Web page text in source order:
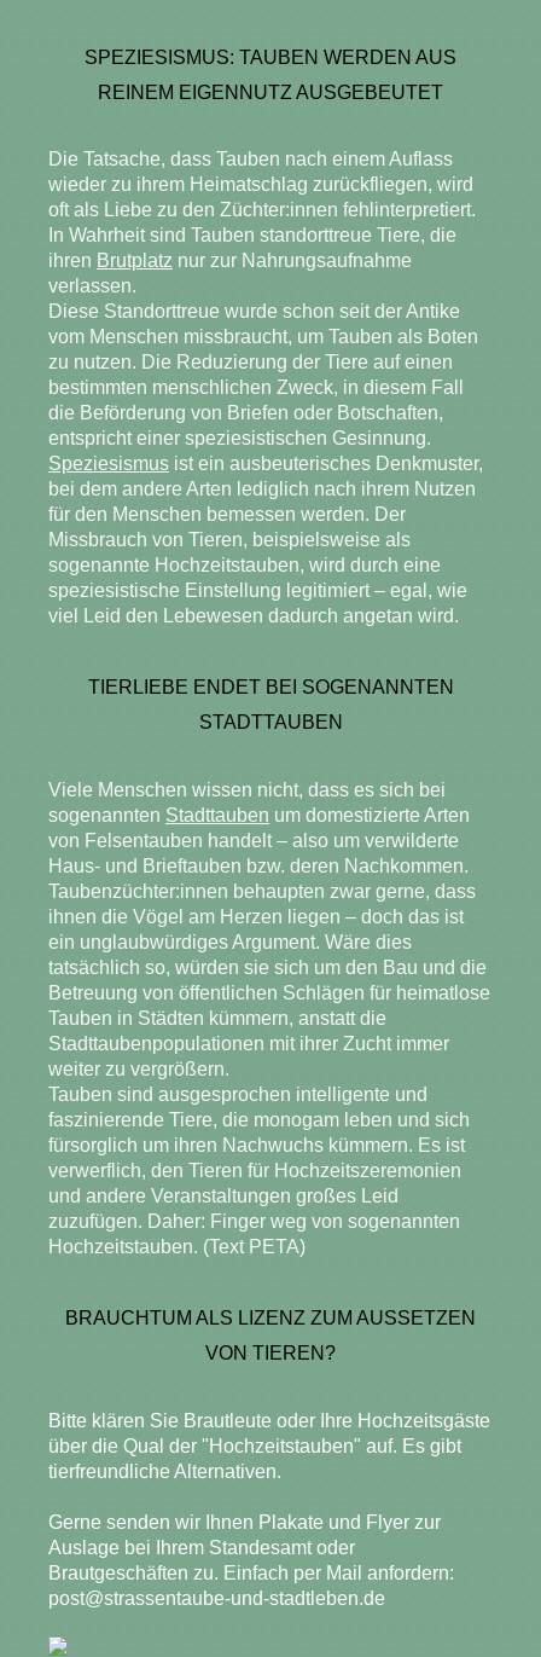
SPEZIESISMUS: TAUBEN WERDEN AUS
REINEM EIGENNUTZ AUSGEBEUTET
Die Tatsache, dass Tauben nach einem Auflass
wieder zu ihrem Heimatschlag zurückfliegen, wird
oft als Liebe zu den Züchter:innen fehlinterpretiert.
In Wahrheit sind Tauben standorttreue Tiere, die
ihren Brutplatz nur zur Nahrungsaufnahme
verlassen.
Diese Standorttreue wurde schon seit der Antike
vom Menschen missbraucht, um Tauben als Boten
zu nutzen. Die Reduzierung der Tiere auf einen
bestimmten menschlichen Zweck, in diesem Fall
die Beförderung von Briefen oder Botschaften,
entspricht einer speziesistischen Gesinnung.
Speziesismus ist ein ausbeuterisches Denkmuster,
bei dem andere Arten lediglich nach ihrem Nutzen
für den Menschen bemessen werden. Der
Missbrauch von Tieren, beispielsweise als
sogenannte Hochzeitstauben, wird durch eine
speziesistische Einstellung legitimiert – egal, wie
viel Leid den Lebewesen dadurch angetan wird.
TIERLIEBE ENDET BEI SOGENANNTEN
STADTTAUBEN
Viele Menschen wissen nicht, dass es sich bei
sogenannten Stadttauben um domestizierte Arten
von Felsentauben handelt – also um verwilderte
Haus- und Brieftauben bzw. deren Nachkommen.
Taubenzüchter:innen behaupten zwar gerne, dass
ihnen die Vögel am Herzen liegen – doch das ist
ein unglaubwürdiges Argument. Wäre dies
tatsächlich so, würden sie sich um den Bau und die
Betreuung von öffentlichen Schlägen für heimatlose
Tauben in Städten kümmern, anstatt die
Stadttaubenpopulationen mit ihrer Zucht immer
weiter zu vergrößern.
Tauben sind ausgesprochen intelligente und
faszinierende Tiere, die monogam leben und sich
fürsorglich um ihren Nachwuchs kümmern. Es ist
verwerflich, den Tieren für Hochzeitszeremonien
und andere Veranstaltungen großes Leid
zuzufügen. Daher: Finger weg von sogenannten
Hochzeitstauben. (Text PETA)
BRAUCHTUM ALS LIZENZ ZUM AUSSETZEN
VON TIEREN?
Bitte klären Sie Brautleute oder Ihre Hochzeitsgäste
über die Qual der "Hochzeitstauben" auf. Es gibt
tierfreundliche Alternativen.
Gerne senden wir Ihnen Plakate und Flyer zur
Auslage bei Ihrem Standesamt oder
Brautgeschäften zu. Einfach per Mail anfordern:
post@strassentaube-und-stadtleben.de